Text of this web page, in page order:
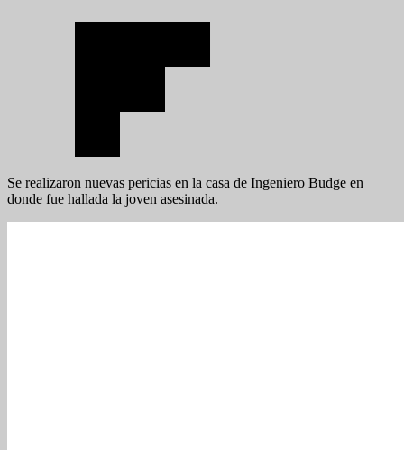
Se realizaron nuevas pericias en la casa de Ingeniero Budge en
donde fue hallada la joven asesinada.